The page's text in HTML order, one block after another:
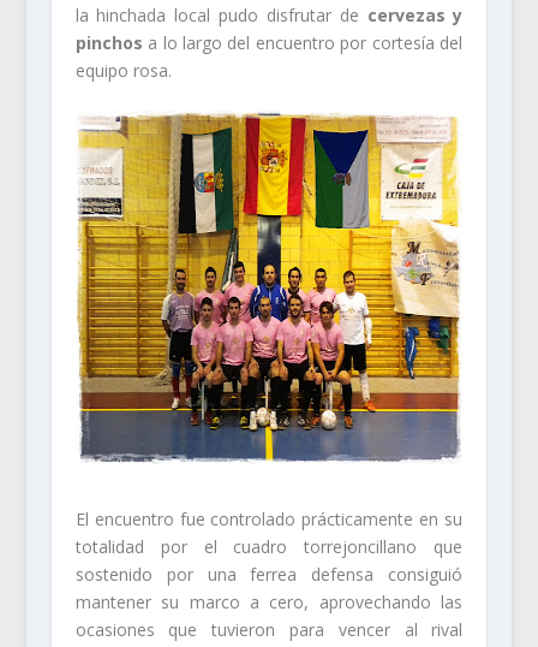
la hinchada local pudo disfrutar de cervezas y
pinchos a lo largo del encuentro por cortesía del
equipo rosa.
El encuentro fue controlado prácticamente en su
totalidad por el cuadro torrejoncillano que
sostenido por una ferrea defensa consiguió
mantener su marco a cero, aprovechando las
ocasiones que tuvieron para vencer al rival